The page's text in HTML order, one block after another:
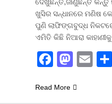
ଦେଖୁଛନ୍ତି,ଜାଣୁଛନ୍ତି
ଖୁସିର ସନ୍ଧାନରେ ମଣିଷ
ପୁଣି ଲାଫିଙ୍ଗବୁଦ୍ଧ
ଏମିତି କିଛି ନିଆରା
Read More